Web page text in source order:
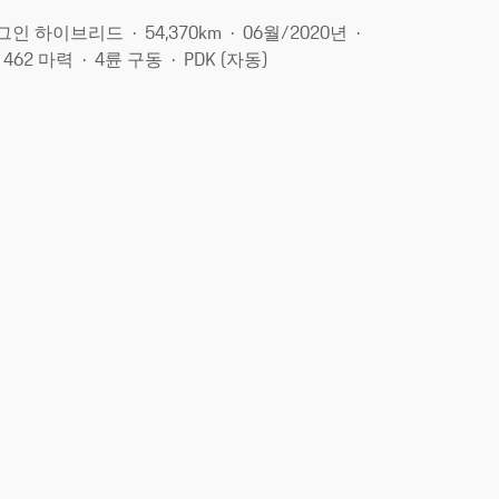
인 하이브리드 54,370km
06월/2020년
마력
4륜 구동 PDK (자동)